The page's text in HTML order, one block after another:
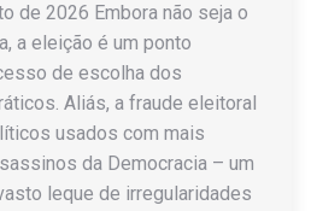
de 2026 Embora não seja o
a eleição é um ponto
de escolha dos
Aliás, a fraude eleitoral
usados com mais
da Democracia – um
leque de irregularidades